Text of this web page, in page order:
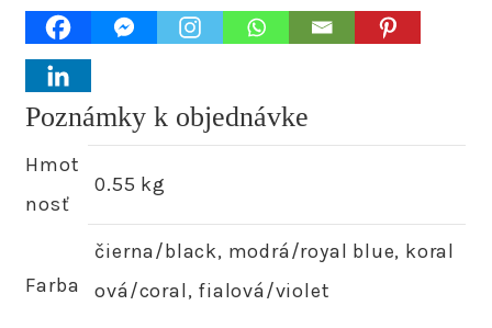
Poznámky k objednávke
Hmot
nosť
0.55 kg
Farba
čierna/black, modrá/royal blue, koral
ová/coral, fialová/violet